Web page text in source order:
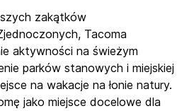
zakątków
Tacoma
aktywności na świeżym
parków stanowych i miejskiej
na wakacje na łonie natury.
jako miejsce docelowe dla